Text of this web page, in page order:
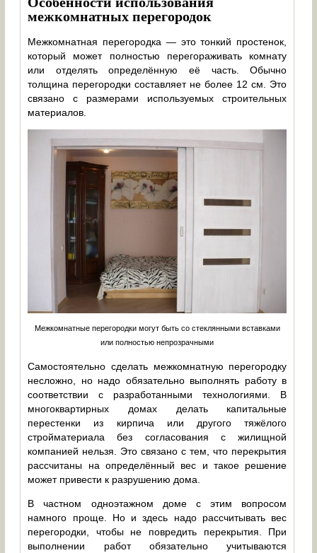
межкомнатных перегородок
Межкомнатная перегородка — это тонкий простенок,
который может полностью перегораживать комнату
или отделять определённую её часть. Обычно
толщина перегородки составляет не более 12 см. Это
связано с размерами используемых строительных
материалов.
Межкомнатные перегородки могут быть со стеклянными вставками
или полностью непрозрачными
Самостоятельно сделать межкомнатную перегородку
несложно, но надо обязательно выполнять работу в
соответствии с разработанными технологиями. В
многоквартирных домах делать капитальные
перестенки из кирпича или другого тяжёлого
стройматериала без согласования с жилищной
компанией нельзя. Это связано с тем, что перекрытия
рассчитаны на определённый вес и такое решение
может привести к разрушению дома.
В частном одноэтажном доме с этим вопросом
намного проще. Но и здесь надо рассчитывать вес
перегородки, чтобы не повредить перекрытия. При
выполнении работ обязательно учитываются